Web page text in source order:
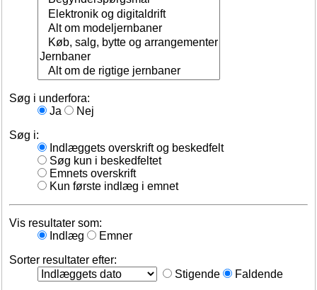
Søg i underfora:
Ja
Nej
Søg i:
Indlæggets overskrift og beskedfelt
Søg kun i beskedfeltet
Emnets overskrift
Kun første indlæg i emnet
Vis resultater som:
Indlæg
Emner
Sorter resultater efter:
Stigende
Faldende